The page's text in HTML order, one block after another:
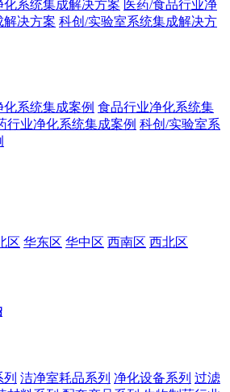
化系统集成解决方案 医药/食品行业净
解决方案 科创/实验室系统集成解决方
系统集成案例 食品行业净化系统集
行业净化系统集成案例 科创/实验室系
区 华东区 华中区 西南区 西北区
洁净室耗品系列 净化设备系列 过滤